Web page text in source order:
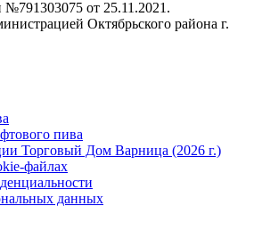
№791303075 от 25.11.2021.
Октябрьского района г.
пива
Торговый Дом Варница (2026 г.)
файлах
данных